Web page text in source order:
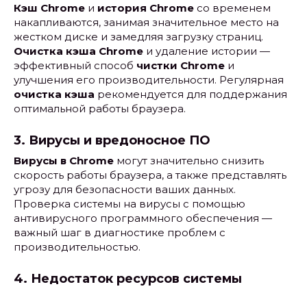
Кэш Chrome и история Chrome со временем
накапливаются, занимая значительное место на
жестком диске и замедляя загрузку страниц.
Очистка кэша Chrome и удаление истории —
эффективный способ чистки Chrome и
улучшения его производительности. Регулярная
очистка кэша рекомендуется для поддержания
оптимальной работы браузера.
3. Вирусы и вредоносное ПО
Вирусы в Chrome могут значительно снизить
скорость работы браузера, а также представлять
угрозу для безопасности ваших данных.
Проверка системы на вирусы с помощью
антивирусного программного обеспечения —
важный шаг в диагностике проблем с
производительностью.
4. Недостаток ресурсов системы